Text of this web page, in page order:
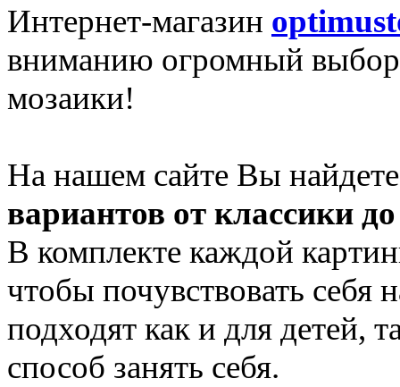
Интернет-магазин
вниманию огромный
мозаики!
На нашем сайте Вы найдете
вариантов от классики
В комплекте каждой
чтобы почувствовать
подходят как и для детей,
способ занять себя.